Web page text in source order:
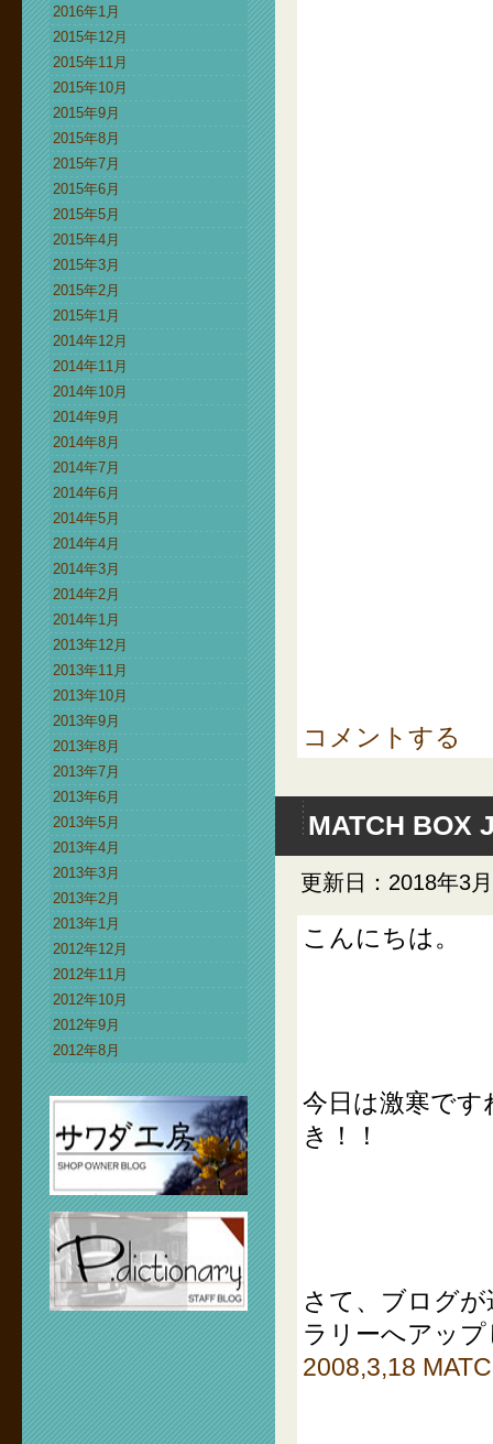
2016年1月
2015年12月
2015年11月
2015年10月
2015年9月
2015年8月
2015年7月
2015年6月
2015年5月
2015年4月
2015年3月
2015年2月
2015年1月
2014年12月
2014年11月
2014年10月
2014年9月
2014年8月
2014年7月
2014年6月
2014年5月
2014年4月
2014年3月
2014年2月
2014年1月
2013年12月
2013年11月
2013年10月
2013年9月
2013年8月
2013年7月
2013年6月
2013年5月
2013年4月
2013年3月
2013年2月
2013年1月
2012年12月
2012年11月
2012年10月
2012年9月
2012年8月
コメントする
MATCH BOX
更新日：2018年3
こんにちは。
今日は激寒で
き！！
さて、ブログ
ラリーへアッ
2008,3,18